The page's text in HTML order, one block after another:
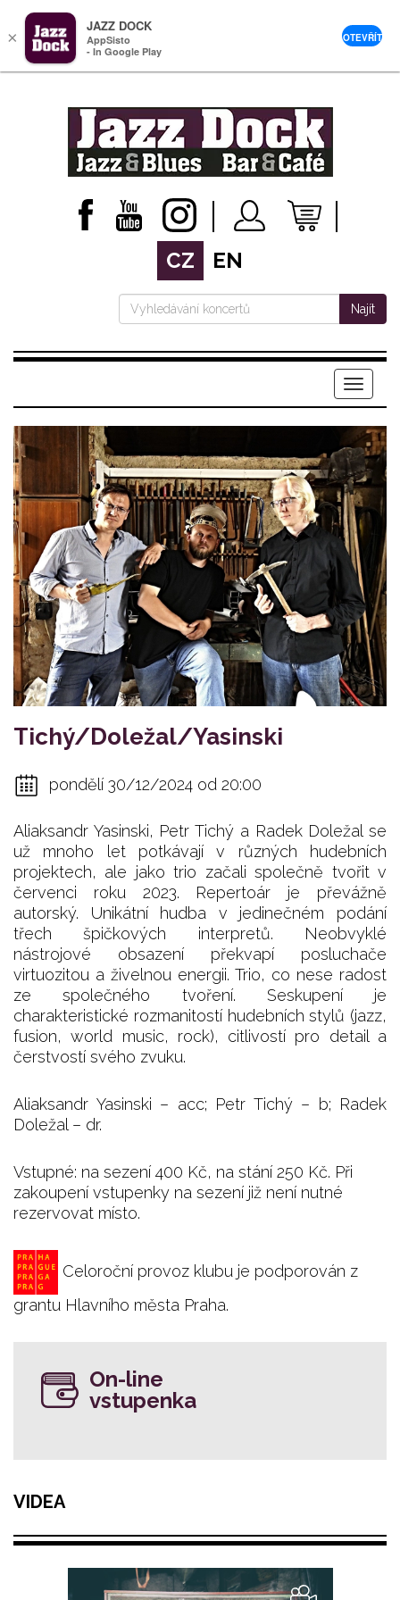
CZ EN
Najít
Menu
Tichý/Doležal/Yasinski
pondělí 30/12/2024 od 20:00
Aliaksandr Yasinski, Petr Tichý a Radek Doležal se
už mnoho let potkávají v různých hudebních
projektech, ale jako trio začali společně tvořit v
červenci roku 2023. Repertoár je převážně
autorský. Unikátní hudba v jedinečném podání
třech špičkových interpretů. Neobvyklé
nástrojové obsazení překvapí posluchače
virtuozitou a živelnou energii. Trio, co nese radost
ze společného tvoření. Seskupení je
charakteristické rozmanitostí hudebních stylů (jazz,
fusion, world music, rock), citlivostí pro detail a
čerstvostí svého zvuku.
Aliaksandr Yasinski – acc; Petr Tichý – b; Radek
Doležal – dr.
Vstupné: na sezení 400 Kč, na stání 250 Kč. Při
zakoupení vstupenky na sezení již není nutné
rezervovat místo.
Celoroční provoz klubu je podporován z
grantu Hlavního města Praha.
On-line
vstupenka
VIDEA
×
JAZZ DOCK
AppSisto
- In Google Play
OTEVŘÍT